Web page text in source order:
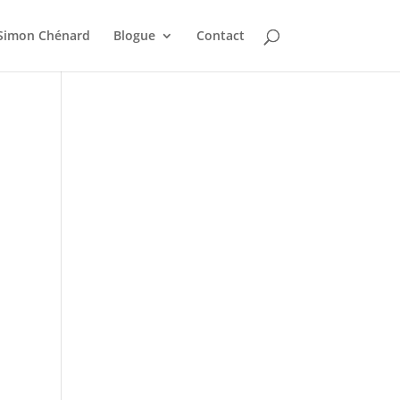
Chénard Blogue Contact